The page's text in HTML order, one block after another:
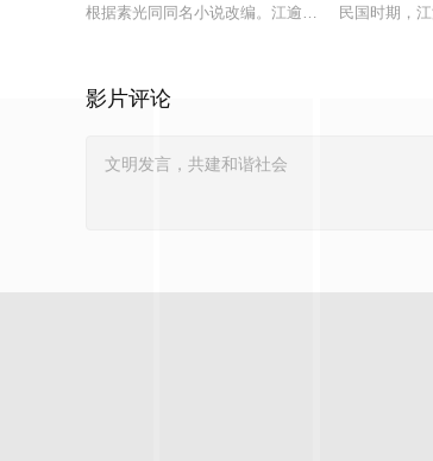
根据素光同同名小说改编。江逾白长大以后，林知
民国时期，
影片评论